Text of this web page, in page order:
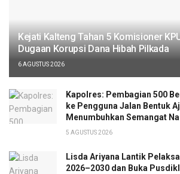
Kejati Kalteng Tahan 5 Komisioner
Dugaan Korupsi Dana Hibah Pilkada
6 AGUSTUS 2026
Kapolres: Pembagian 500
ke Pengguna Jalan Bentuk
Menumbuhkan Semangat
5 AGUSTUS 2026
Lisda Ariyana Lantik
2026–2030 dan Buka